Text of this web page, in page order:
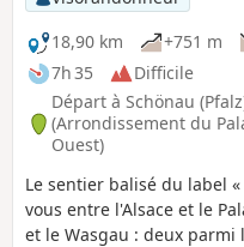
18,90 km
+751 m
7h 35
Difficile
Départ à Schönau
(Arrondissement du
Ouest)
Le sentier balisé du label
vous entre l'Alsace et le
et le Wasgau : deux